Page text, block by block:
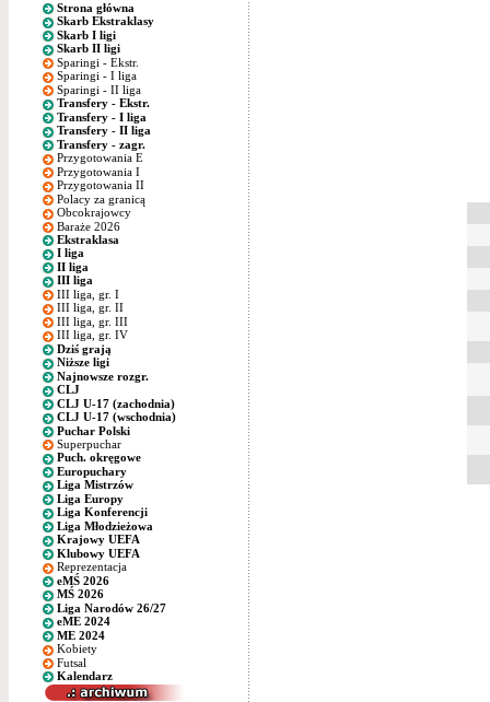
Strona główna
Skarb Ekstraklasy
Skarb I ligi
Skarb II ligi
Sparingi - Ekstr.
Sparingi - I liga
Sparingi - II liga
Transfery - Ekstr.
Transfery - I liga
Transfery - II liga
Transfery - zagr.
Przygotowania E
Przygotowania I
Przygotowania II
Polacy za granicą
Obcokrajowcy
Baraże 2026
Ekstraklasa
I liga
II liga
III liga
III liga, gr. I
III liga, gr. II
III liga, gr. III
III liga, gr. IV
Dziś grają
Niższe ligi
Najnowsze rozgr.
CLJ
CLJ U-17 (zachodnia)
CLJ U-17 (wschodnia)
Puchar Polski
Superpuchar
Puch. okręgowe
Europuchary
Liga Mistrzów
Liga Europy
Liga Konferencji
Liga Młodzieżowa
Krajowy UEFA
Klubowy UEFA
Reprezentacja
eMŚ 2026
MŚ 2026
Liga Narodów 26/27
eME 2024
ME 2024
Kobiety
Futsal
Kalendarz